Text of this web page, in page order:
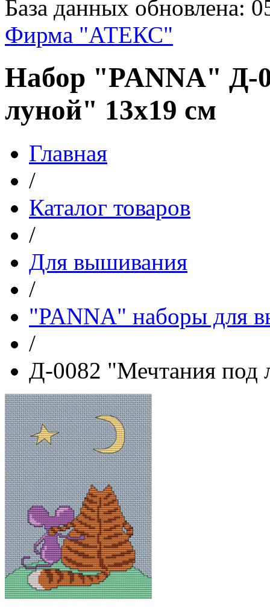
База данных обновлена:
Фирма "АТЕКС"
Набор "PANNA" Д-
луной" 13х19 см
Главная
/
Каталог товаров
/
Для вышивания
/
"PANNA" наборы для
/
Д-0082 "Мечтания под